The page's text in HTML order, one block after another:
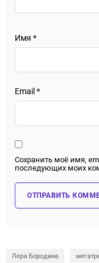
Имя *
Email *
Сохранить моё имя,
последующих моих
Лера Бородина